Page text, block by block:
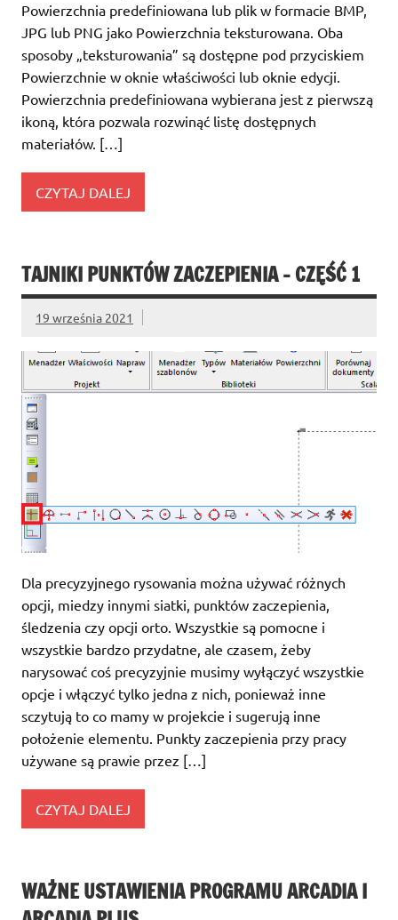
Powierzchnia predefiniowana lub plik w formacie BMP,
JPG lub PNG jako Powierzchnia teksturowana. Oba
sposoby „teksturowania” są dostępne pod przyciskiem
Powierzchnie w oknie właściwości lub oknie edycji.
Powierzchnia predefiniowana wybierana jest z pierwszą
ikoną, która pozwala rozwinąć listę dostępnych
materiałów. […]
CZYTAJ DALEJ
TAJNIKI PUNKTÓW ZACZEPIENIA – CZĘŚĆ 1
19 września 2021
Dla precyzyjnego rysowania można używać różnych
opcji, miedzy innymi siatki, punktów zaczepienia,
śledzenia czy opcji orto. Wszystkie są pomocne i
wszystkie bardzo przydatne, ale czasem, żeby
narysować coś precyzyjnie musimy wyłączyć wszystkie
opcje i włączyć tylko jedna z nich, ponieważ inne
sczytują to co mamy w projekcie i sugerują inne
położenie elementu. Punkty zaczepienia przy pracy
używane są prawie przez […]
CZYTAJ DALEJ
WAŻNE USTAWIENIA PROGRAMU ARCADIA I